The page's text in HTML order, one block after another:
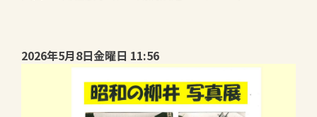
2026年5月8日金曜日 11:56